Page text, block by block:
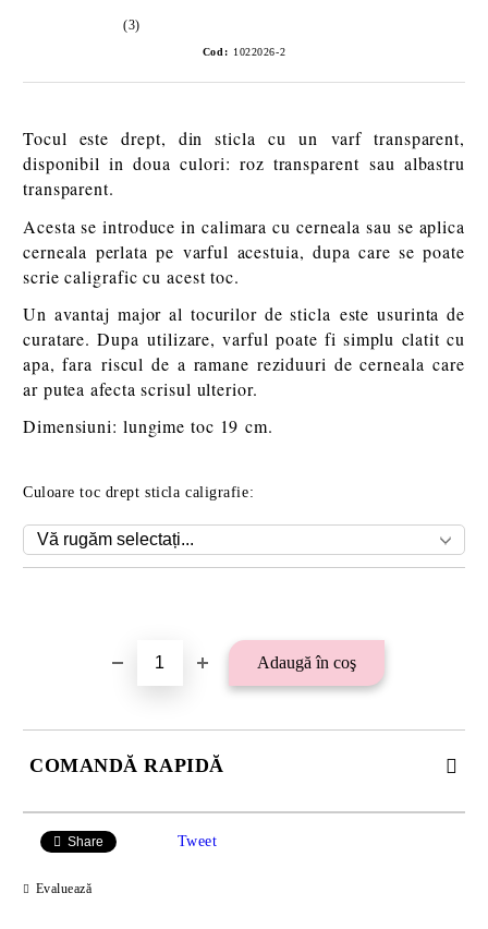
(3)
Cod: 1022026-2
Tocul este drept, din sticla cu un varf transparent,
disponibil in doua culori: roz transparent sau albastru
transparent.
Acesta se introduce in calimara cu cerneala sau se aplica
cerneala perlata pe varful acestuia, dupa care se poate
scrie caligrafic cu acest toc.
Un avantaj major al tocurilor de sticla este usurinta de
curatare. Dupa utilizare, varful poate fi simplu clatit cu
apa, fara riscul de a ramane reziduuri de cerneala care
ar putea afecta scrisul ulterior.
Dimensiuni: lungime toc 19 cm.
Culoare toc drept sticla caligrafie:
COMANDĂ RAPIDĂ
SAU 15 LEI TAXA TRANSPORT PENTRU PLATA CU
Share Tweet
Evaluează